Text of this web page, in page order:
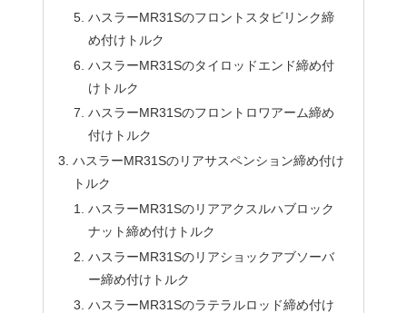
ハスラーMR31Sのフロントスタビリンク締
め付けトルク
ハスラーMR31Sのタイロッドエンド締め付
けトルク
ハスラーMR31Sのフロントロワアーム締め
付けトルク
ハスラーMR31Sのリアサスペンション締め付け
トルク
ハスラーMR31Sのリアアクスルハブロック
ナット締め付けトルク
ハスラーMR31Sのリアショックアブソーバ
ー締め付けトルク
ハスラーMR31Sのラテラルロッド締め付け